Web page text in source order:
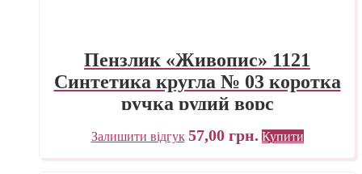
Пензлик «Живопис» 1121
Синтетика кругла № 03 коротка
ручка рудий ворс
Залишити відгук 57,00 грн. Купити